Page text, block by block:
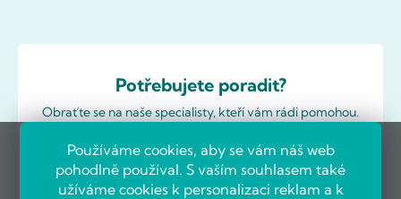
Používáme cookies, aby se vám náš web
pohodlně používal. S vaším souhlasem také
užíváme cookies k personalizaci reklam a k
Potřebujete poradit?
Obraťte se na naše specialisty, kteří vám rádi pomohou.
Zákaznická podpora
Jsme tu pro vás každý den od 9.00 do 16.00